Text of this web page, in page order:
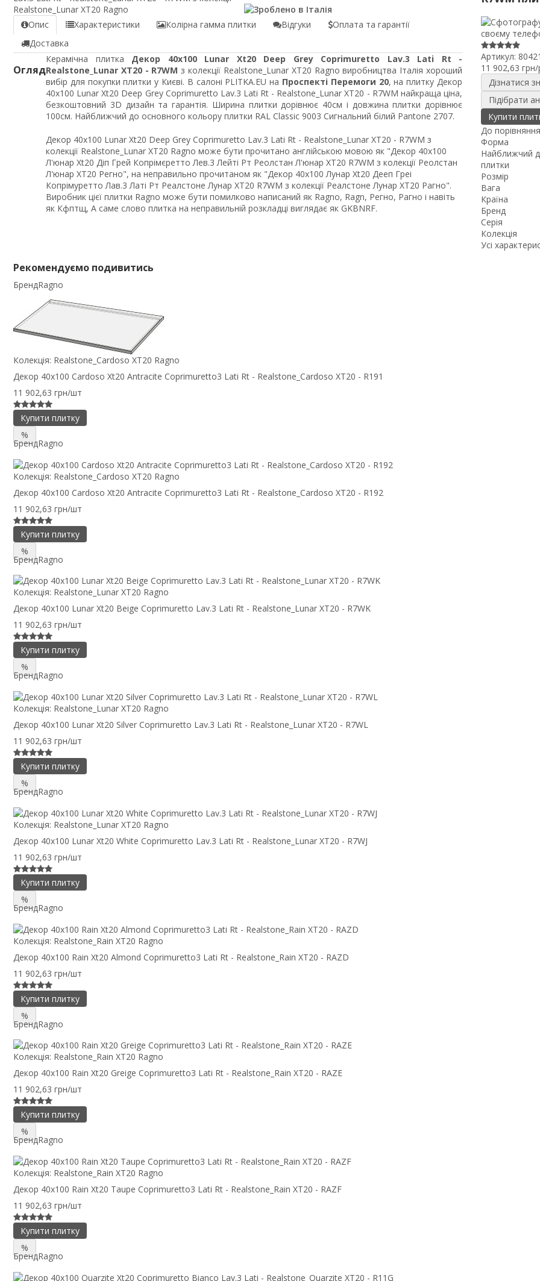
Опис Характеристики Колірна гамма плитки Відгуки
Оплата та гарантії
Доставка
Огляд
Керамічна плитка Декор 40x100 Lunar Xt20 Deep Grey Coprimuretto Lav.3 Lati Rt -
Realstone_Lunar XT20 - R7WM з колекції Realstone_Lunar XT20 Ragno виробництва Італія хороший
вибір для покупки плитки у Києві. В салоні PLITKA.EU на Проспекті Перемоги 20, на плитку Декор
40x100 Lunar Xt20 Deep Grey Coprimuretto Lav.3 Lati Rt - Realstone_Lunar XT20 - R7WM найкраща ціна,
безкоштовний 3D дизайн та гарантія. Ширина плитки дорівнює 40см і довжина плитки дорівнює
100см. Найближчий до основного кольору плитки RAL Classic 9003 Сигнальний білий Pantone 2707.
Декор 40x100 Lunar Xt20 Deep Grey Coprimuretto Lav.3 Lati Rt - Realstone_Lunar XT20 - R7WM з
колекції Realstone_Lunar XT20 Ragno може бути прочитано англійською мовою як "Декор 40x100
Л'юнар Xt20 Діп Грей Копрімєретто Лев.3 Лейті Рт Реолстан Л'юнар XT20 R7WM з колекції Реолстан
Л'юнар XT20 Регно", на неправильно прочитаном як "Декор 40x100 Лунар Xt20 Дееп Греі
Копрімуретто Лав.3 Латі Рт Реалстоне Лунар XT20 R7WM з колекції Реалстоне Лунар XT20 Рагно".
Виробник цієї плитки Ragno може бути помилково написаний як Ragno, Ragn, Регно, Рагно і навіть
як Кфптщ, А саме слово плитка на неправильній розкладці виглядає як GKBNRF.
Артикул:
11 902,63
Дізнатися
Підібрати
Купити
До порівняння
Форма
Найближчий
плитки
Розмір
Вага
Країна
Бренд
Серія
Колекція
Усі
Рекомендуємо подивитись
БрендRagno
Колекція: Realstone_Cardoso XT20 Ragno
Декор 40x100 Cardoso Xt20 Antracite Coprimuretto3 Lati Rt - Realstone_Cardoso XT20 - R191
11 902,63 грн/шт
Купити плитку
%
БрендRagno
Колекція: Realstone_Cardoso XT20 Ragno
Декор 40x100 Cardoso Xt20 Antracite Coprimuretto3 Lati Rt - Realstone_Cardoso XT20 - R192
11 902,63 грн/шт
Купити плитку
%
БрендRagno
Колекція: Realstone_Lunar XT20 Ragno
Декор 40x100 Lunar Xt20 Beige Coprimuretto Lav.3 Lati Rt - Realstone_Lunar XT20 - R7WK
11 902,63 грн/шт
Купити плитку
%
БрендRagno
Колекція: Realstone_Lunar XT20 Ragno
Декор 40x100 Lunar Xt20 Silver Coprimuretto Lav.3 Lati Rt - Realstone_Lunar XT20 - R7WL
11 902,63 грн/шт
Купити плитку
%
БрендRagno
Колекція: Realstone_Lunar XT20 Ragno
Декор 40x100 Lunar Xt20 White Coprimuretto Lav.3 Lati Rt - Realstone_Lunar XT20 - R7WJ
11 902,63 грн/шт
Купити плитку
%
БрендRagno
Колекція: Realstone_Rain XT20 Ragno
Декор 40x100 Rain Xt20 Almond Coprimuretto3 Lati Rt - Realstone_Rain XT20 - RAZD
11 902,63 грн/шт
Купити плитку
%
БрендRagno
Колекція: Realstone_Rain XT20 Ragno
Декор 40x100 Rain Xt20 Greige Coprimuretto3 Lati Rt - Realstone_Rain XT20 - RAZE
11 902,63 грн/шт
Купити плитку
%
БрендRagno
Колекція: Realstone_Rain XT20 Ragno
Декор 40x100 Rain Xt20 Taupe Coprimuretto3 Lati Rt - Realstone_Rain XT20 - RAZF
11 902,63 грн/шт
Купити плитку
%
БрендRagno